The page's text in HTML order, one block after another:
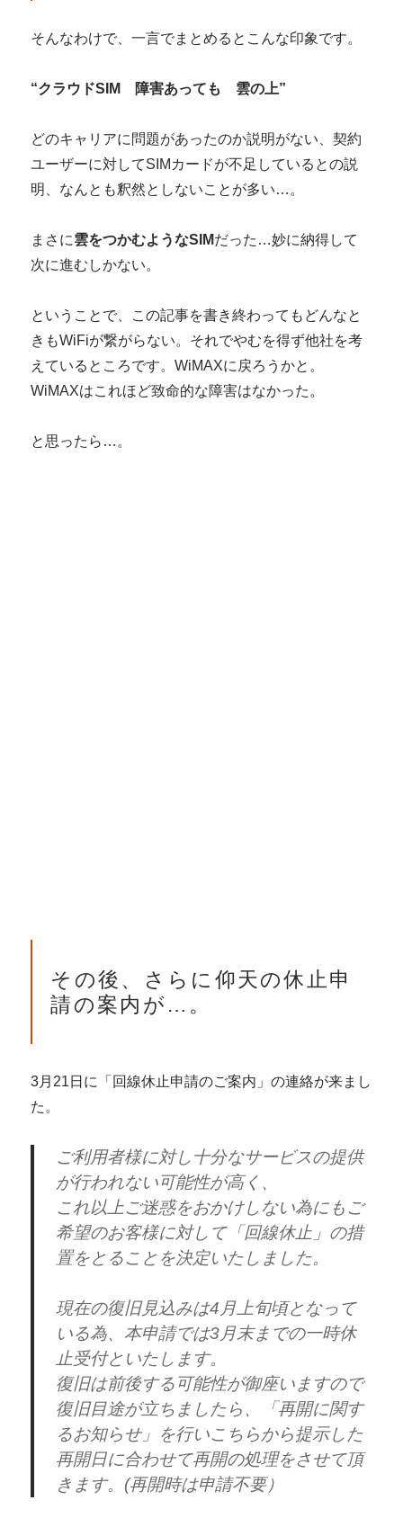
そんなわけで、一言でまとめるとこんな印象です。
“クラウドSIM 障害あっても 雲の上”
どのキャリアに問題があったのか説明がない、契約
ユーザーに対してSIMカードが不足しているとの説
明、なんとも釈然としないことが多い…。
まさに雲をつかむようなSIMだった…妙に納得して
次に進むしかない。
ということで、この記事を書き終わってもどんなと
きもWiFiが繋がらない。それでやむを得ず他社を考
えているところです。WiMAXに戻ろうかと。
WiMAXはこれほど致命的な障害はなかった。
と思ったら…。
その後、さらに仰天の休止申
請の案内が…。
3月21日に「回線休止申請のご案内」の連絡が来まし
た。
ご利用者様に対し十分なサービスの提供
が行われない可能性が高く、
これ以上ご迷惑をおかけしない為にもご
希望のお客様に対して「回線休止」の措
置をとることを決定いたしました。
現在の復旧見込みは4月上旬頃となって
いる為、本申請では3月末までの一時休
止受付といたします。
復旧は前後する可能性が御座いますので
復旧目途が立ちましたら、「再開に関す
るお知らせ」を行いこちらから提示した
再開日に合わせて再開の処理をさせて頂
きます。(再開時は申請不要）